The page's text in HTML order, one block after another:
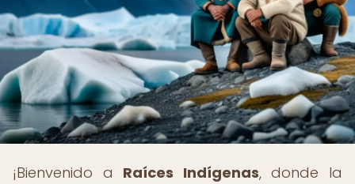
¡Bienvenido a Raíces Indígenas, donde la